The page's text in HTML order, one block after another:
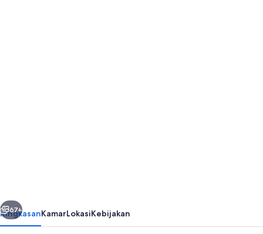
Berikutnya
67+
RingkasanKamarLokasiKebijakan